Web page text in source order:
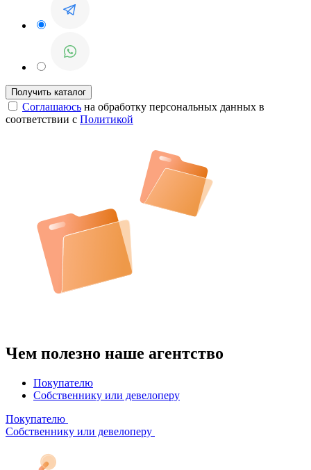
Соглашаюсь на обработку персональных данных в
соответствии с Политикой
Чем полезно наше агентство
Покупателю
Собственнику или девелоперу
Покупателю
Собственнику или девелоперу